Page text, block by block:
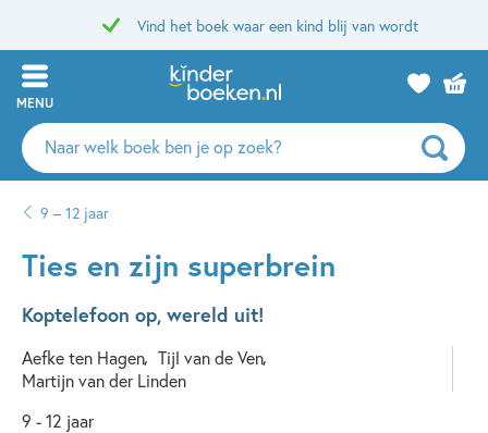
Vind het boek waar een kind blij van wordt
MENU
Zoeken
naar
auteurs
uitgevers
9 – 12 jaar
Ties en zijn superbrein
Koptelefoon op, wereld uit!
Aefke ten Hagen Tijl van de Ven
Martijn van der Linden
9 - 12 jaar